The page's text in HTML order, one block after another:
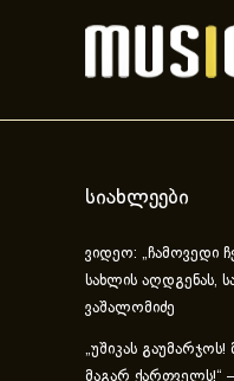
სიახლეები
ვიდეო: „ჩამოვედი
სახლის აღდგენას,
ვაშალომიძე
„უშიკას
მაგარ ქართველს!“